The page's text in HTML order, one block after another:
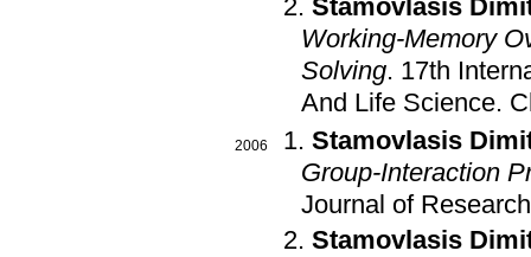
Stamovlasis
Working-Memory
Solving. 17th
And Life Science.
2006
Stamovlasis
Group-Interaction
Journal of
Stamovlasis